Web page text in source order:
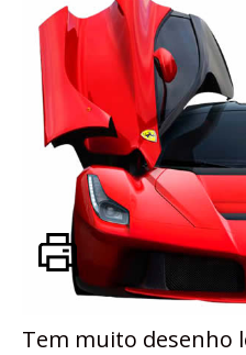
Tem muito desenho